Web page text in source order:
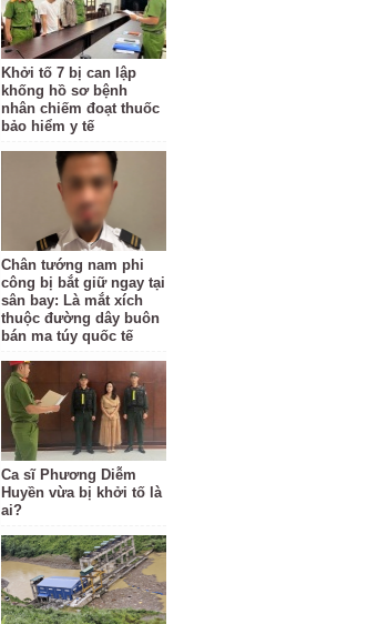
Khởi tố 7 bị can lập
khống hồ sơ bệnh
nhân chiếm đoạt thuốc
bảo hiểm y tế
Chân tướng nam phi
công bị bắt giữ ngay tại
sân bay: Là mắt xích
thuộc đường dây buôn
bán ma túy quốc tế
Ca sĩ Phương Diễm
Huyền vừa bị khởi tố là
ai?